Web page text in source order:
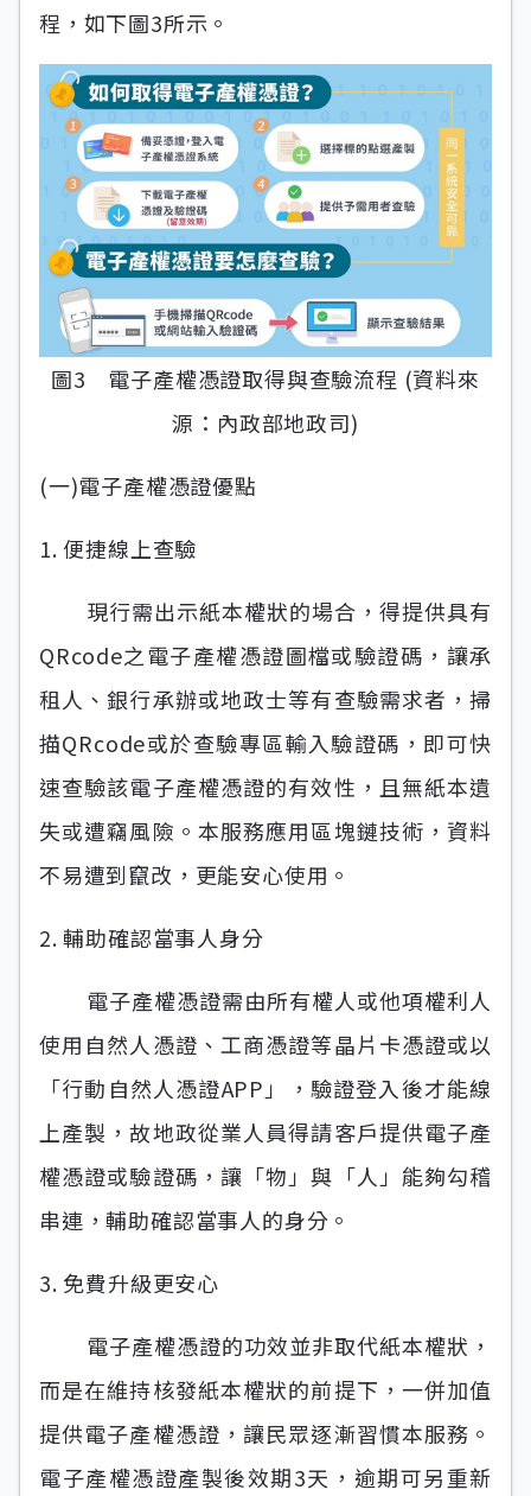
程，如下圖3所示。
圖3 電子產權憑證取得與查驗流程 (資料來
源：內政部地政司)
(一)電子產權憑證優點
1. 便捷線上查驗
現行需出示紙本權狀的場合，得提供具有
QRcode之電子產權憑證圖檔或驗證碼，讓承
租人、銀行承辦或地政士等有查驗需求者，掃
描QRcode或於查驗專區輸入驗證碼，即可快
速查驗該電子產權憑證的有效性，且無紙本遺
失或遭竊風險。本服務應用區塊鏈技術，資料
不易遭到竄改，更能安心使用。
2. 輔助確認當事人身分
電子產權憑證需由所有權人或他項權利人
使用自然人憑證、工商憑證等晶片卡憑證或以
「行動自然人憑證APP」，驗證登入後才能線
上產製，故地政從業人員得請客戶提供電子產
權憑證或驗證碼，讓「物」與「人」能夠勾稽
串連，輔助確認當事人的身分。
3. 免費升級更安心
電子產權憑證的功效並非取代紙本權狀，
而是在維持核發紙本權狀的前提下，一併加值
提供電子產權憑證，讓民眾逐漸習慣本服務。
電子產權憑證產製後效期3天，逾期可另重新